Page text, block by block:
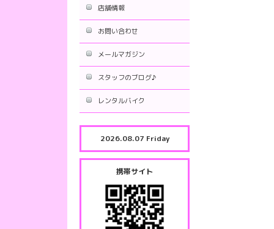
店舗情報
お問い合わせ
メールマガジン
スタッフのブログ♪
レンタルバイク
2026.08.07 Friday
携帯サイト